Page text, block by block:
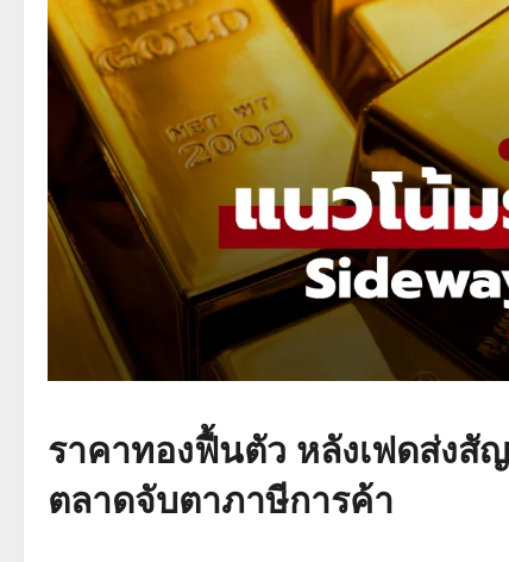
ราคาทองฟื้นตัว หลังเฟดส่ง
ตลาดจับตาภาษีการค้า